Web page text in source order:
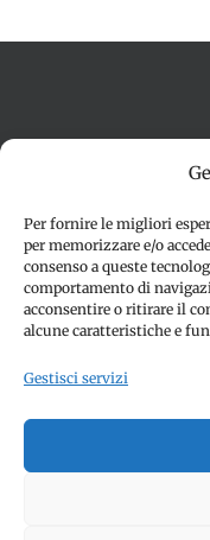
Per fornire le migliori
per memorizzare e/o
consenso a queste
comportamento di
acconsentire o ritirare il
alcune caratteristiche e
Gestisci servizi
© Copyright 2012 -
MARCHE (MC) -
RESERVED |